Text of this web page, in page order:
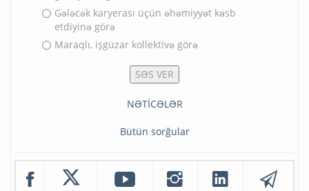
Gələcək karyerası üçün əhəmiyyət kəsb
etdiyinə görə
Maraqlı, işgüzar kollektivə görə
NƏTİCƏLƏR
Bütün sorğular